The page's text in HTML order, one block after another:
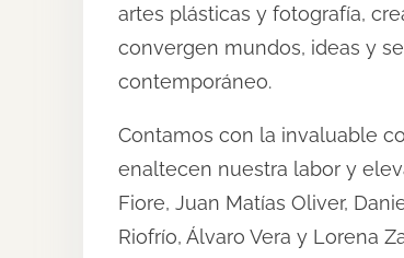
artes plásticas y fotografía,
convergen mundos, ideas y
contemporáneo.
Contamos con la invaluable
enaltecen nuestra labor y
Fiore, Juan Matías Oliver,
Riofrío, Álvaro Vera y Lorena